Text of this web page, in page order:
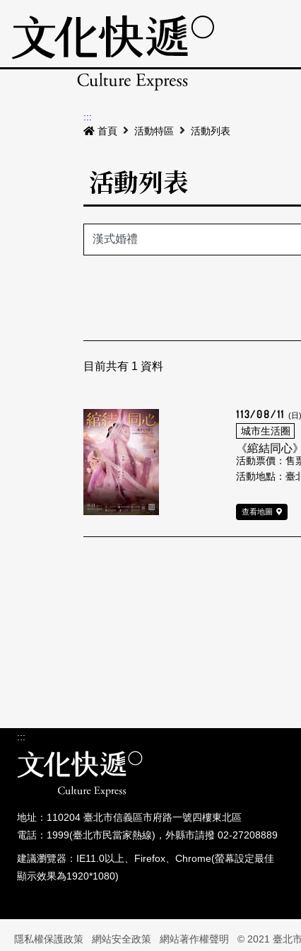
:::
首頁
活動特區 活動列表
活動列表
目前共有 1 資料
113/08/11 (日)
城市生活圈
《綰結同心
活動票價：售
活動地點：臺
查看地圖
:::
地址：110204 臺北市信義區市府路一號四樓東北區
電話：1999(臺北市民當家熱線)，外縣市請撥 02-27208889
建議瀏覽器：IE11.0以上、Firefox、Chrome(螢幕設定最佳
顯示效果為1920*1080)
隱私權保護政策 網站安全政策 網站著作權聲明 © 2021 臺北